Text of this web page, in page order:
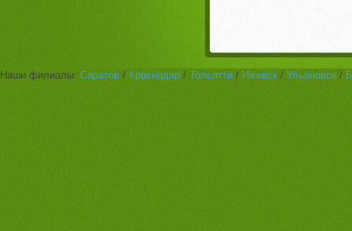
Наши филиалы: Саратов / Краснодар / Тольятти / Ижевск / Ульяновск /